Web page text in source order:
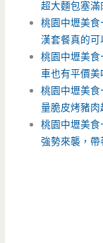
超大麵包塞
桃園中壢美
漢套餐真的可
桃園中壢美
車也有平價
桃園中壢美
量脆皮烤豬
桃園中壢美
強勢來襲，帶